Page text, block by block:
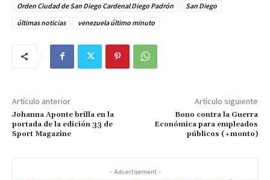
Orden Ciudad de San Diego Cardenal Diego Padrón
San Diego
últimas noticias
venezuela último minuto
Artículo anterior
Johanna Aponte brilla en la
portada de la edición 33 de
Sport Magazine
Artículo siguiente
Bono contra la Guerra
Económica para empleados
públicos (+monto)
- Advertisement -